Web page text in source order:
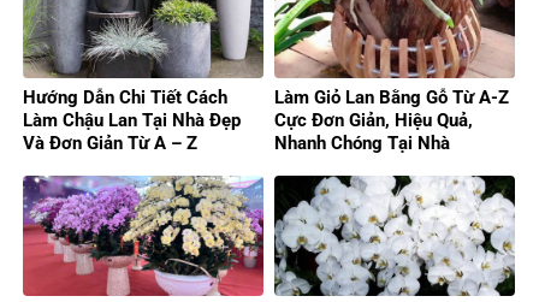
Hướng Dẫn Chi Tiết Cách
Làm Chậu Lan Tại Nhà Đẹp
Và Đơn Giản Từ A – Z
Làm Giỏ Lan Bằng Gỗ Từ A-Z
Cực Đơn Giản, Hiệu Quả,
Nhanh Chóng Tại Nhà